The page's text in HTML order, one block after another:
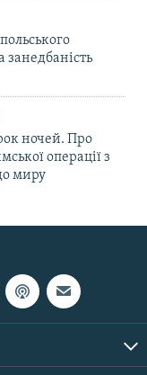
занедбаність
ночей. Про
операції з
миру